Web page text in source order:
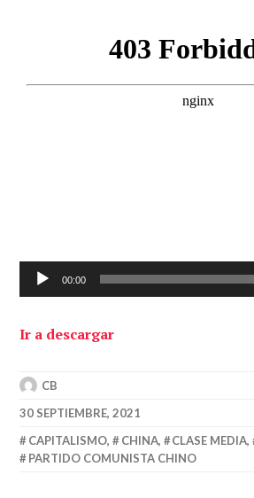
Reproductor
de
00:00
Ir a descargar
CB
30 SEPTIEMBRE, 2021
CAPITALISMO, CHINA, CLASE MEDIA,
PARTIDO COMUNISTA CHINO